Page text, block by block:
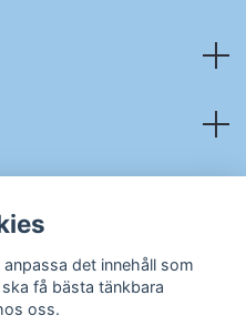
det innehåll som
få bästa tänkbara
oss.